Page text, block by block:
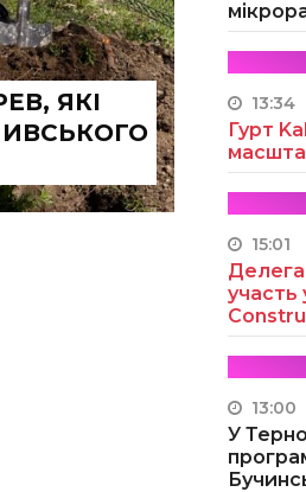
ЯКІ
13:34
Гурт
15:01
участь
13:00
У